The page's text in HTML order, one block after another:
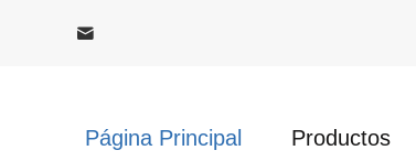
Página Principal Productos